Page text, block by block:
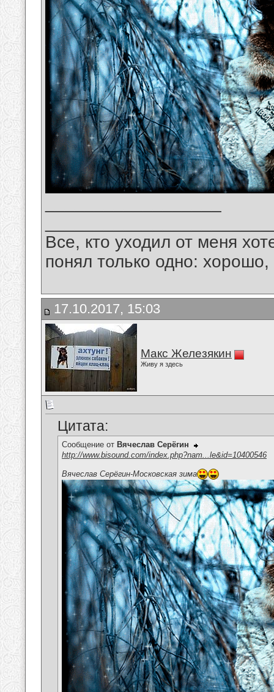
Все, кто уходил от меня
понял только одно:
17.10.2017, 15:03
Макс Железякин
Живу я здесь
Цитата:
Сообщение от Вячеслав Серёгин
http://www.bisound.com/index.php?nam...le&id=10400546
Вячеслав Серёгин-Московская зима